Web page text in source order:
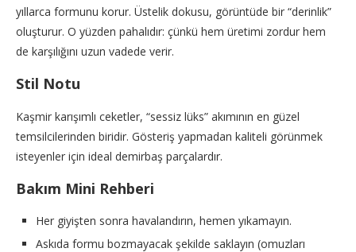
yıllarca formunu korur. Üstelik dokusu, görüntüde bir “derinlik”
oluşturur. O yüzden pahalıdır: çünkü hem üretimi zordur hem
de karşılığını uzun vadede verir.
Stil Notu
Kaşmir karışımlı ceketler, “sessiz lüks” akımının en güzel
temsilcilerinden biridir. Gösteriş yapmadan kaliteli görünmek
isteyenler için ideal demirbaş parçalardır.
Bakım Mini Rehberi
Her giyişten sonra havalandırın, hemen yıkamayın.
Askıda formu bozmayacak şekilde saklayın (omuzları